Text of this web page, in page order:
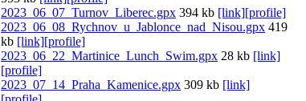
2023_06_07_Turnov_Liberec.gpx 394 kb [link][profile]
2023_06_08_Rychnov_u_Jablonce_nad_Nisou.gpx 419
kb [link][profile]
2023_06_22_Martinice_Lunch_Swim.gpx 28 kb [link]
[profile]
2023_07_14_Praha_Kamenice.gpx 309 kb [link]